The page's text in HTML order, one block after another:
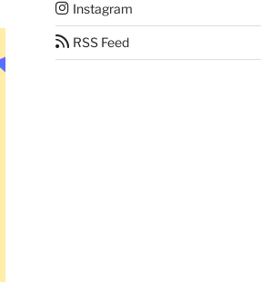
Instagram
RSS Feed